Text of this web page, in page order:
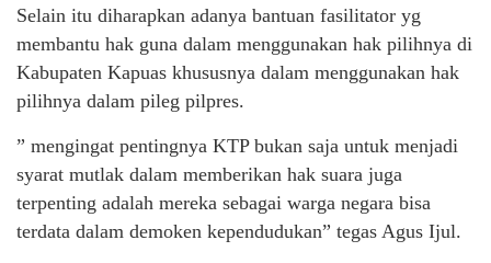
Selain itu diharapkan adanya bantuan fasilitator yg
membantu hak guna dalam menggunakan hak pilihnya di
Kabupaten Kapuas khususnya dalam menggunakan hak
pilihnya dalam pileg pilpres.
” mengingat pentingnya KTP bukan saja untuk menjadi
syarat mutlak dalam memberikan hak suara juga
terpenting adalah mereka sebagai warga negara bisa
terdata dalam demoken kependudukan” tegas Agus Ijul.